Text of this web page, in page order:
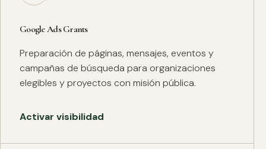
Google Ads Grants
Preparación de páginas, mensajes, eventos y
campañas de búsqueda para organizaciones
elegibles y proyectos con misión pública.
Activar visibilidad